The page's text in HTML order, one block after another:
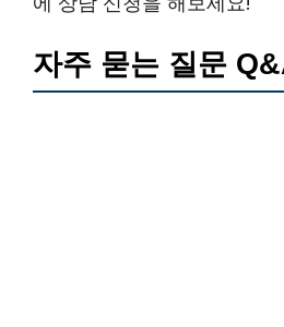
자주 묻는 질문